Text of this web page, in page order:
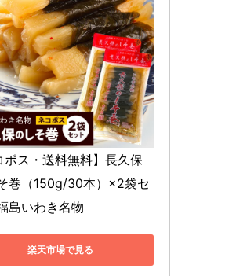
ポス・送料無料】長久保
巻（150g/30本）×2袋セ
島いわき名物
楽天市場で見る